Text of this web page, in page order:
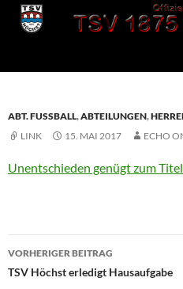
Zum
Inhalt
ABT. FUSSBALL ,ABTEILUNGEN,
LINK
15. MAI 2017 ECHO
Unentschieden genügt zum Titel
Beitragsnavigation
VORHERIGER BEITRAG
TSV Höchst erledigt Hausaufgabe